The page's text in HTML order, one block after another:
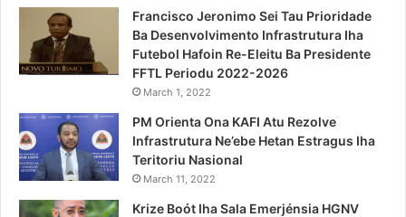
Francisco Jeronimo Sei Tau Prioridade
Ba Desenvolvimento Infrastrutura Iha
Futebol Hafoin Re-Eleitu Ba Presidente
FFTL Periodu 2022-2026
March 1, 2022
PM Orienta Ona KAFI Atu Rezolve
Infrastrutura Ne’ebe Hetan Estragus Iha
Teritoriu Nasional
March 11, 2022
Krize Boót Iha Sala Emerjénsia HGNV